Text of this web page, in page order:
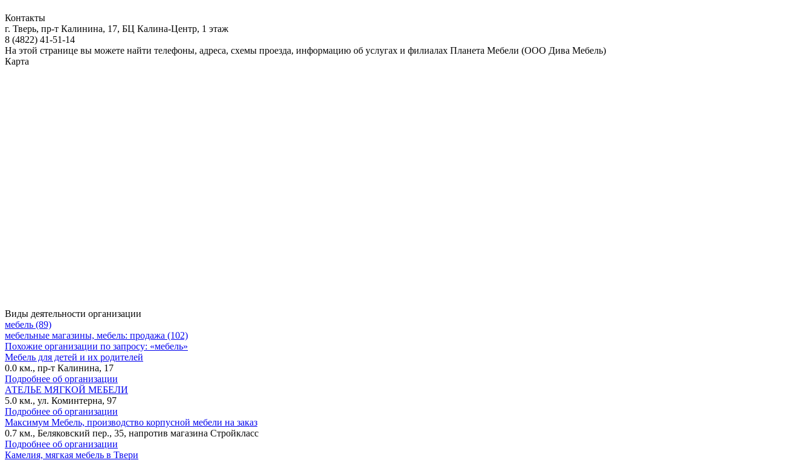
Контакты
г. Тверь, пр-т Калинина, 17, БЦ Калина-Центр, 1 этаж
8 (4822) 41-51-14
На этой странице вы можете найти телефоны, адреса, схемы проезда, информацию об услугах и филиалах Планета Мебели (ООО Дива Мебель)
Карта
Виды деятельности организации
мебель (89)
мебельные магазины, мебель: продажа (102)
Похожие организации по запросу: «мебель»
Мебель для детей и их родителей
0.0 км., пр-т Калинина, 17
Подробнее об организации
АТЕЛЬЕ МЯГКОЙ МЕБЕЛИ
5.0 км., ул. Коминтерна, 97
Подробнее об организации
Максимум Мебель, производство корпусной мебели на заказ
0.7 км., Беляковский пер., 35, напротив магазина Стройкласс
Подробнее об организации
Камелия, мягкая мебель в Твери